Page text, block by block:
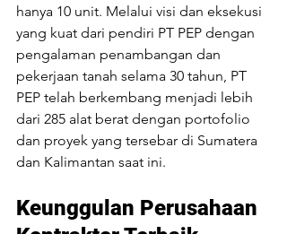
hanya 10 unit. Melalui visi dan eksekusi
yang kuat dari pendiri PT PEP dengan
pengalaman penambangan dan
pekerjaan tanah selama 30 tahun, PT
PEP telah berkembang menjadi lebih
dari 285 alat berat dengan portofolio
dan proyek yang tersebar di Sumatera
dan Kalimantan saat ini.
Keunggulan Perusahaan